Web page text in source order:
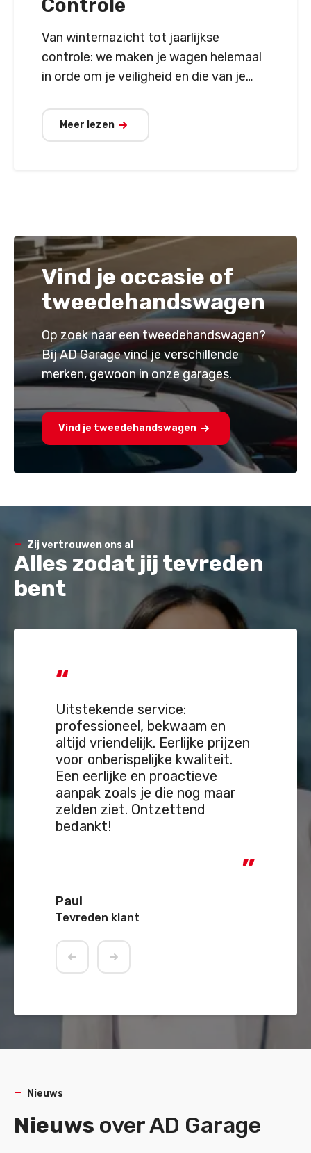
Controle
Van winternazicht tot jaarlijkse
controle: we maken je wagen helemaal
in orde om je veiligheid en die van je
Meer lezen
Vind je occasie of
tweedehandswagen
Op zoek naar een tweedehandswagen?
Bij AD Garage vind je verschillende
merken, gewoon in onze garages.
Vind je tweedehandswagen
Zij vertrouwen ons al
Alles zodat jij tevreden
bent
“
Uitstekende service:
professioneel, bekwaam en
altijd vriendelijk. Eerlijke prijzen
voor onberispelijke kwaliteit.
Een eerlijke en proactieve
aanpak zoals je die nog maar
zelden ziet. Ontzettend
bedankt!
“
Paul
Tevreden klant
Vorige Volgende
Nieuws
Nieuws over AD Garage